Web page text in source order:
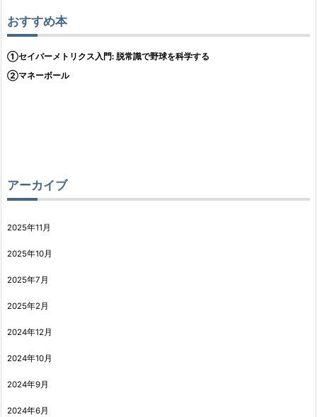
おすすめ本
①セイバーメトリクス入門: 脱常識で野球を科学する
②マネーボール
アーカイブ
2025年11月
2025年10月
2025年7月
2025年2月
2024年12月
2024年10月
2024年9月
2024年6月